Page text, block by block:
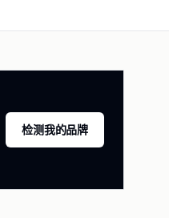
检测我的品牌